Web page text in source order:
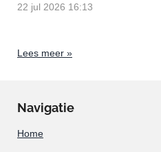
22 jul 2026 16:13
Lees meer »
Navigatie
Home